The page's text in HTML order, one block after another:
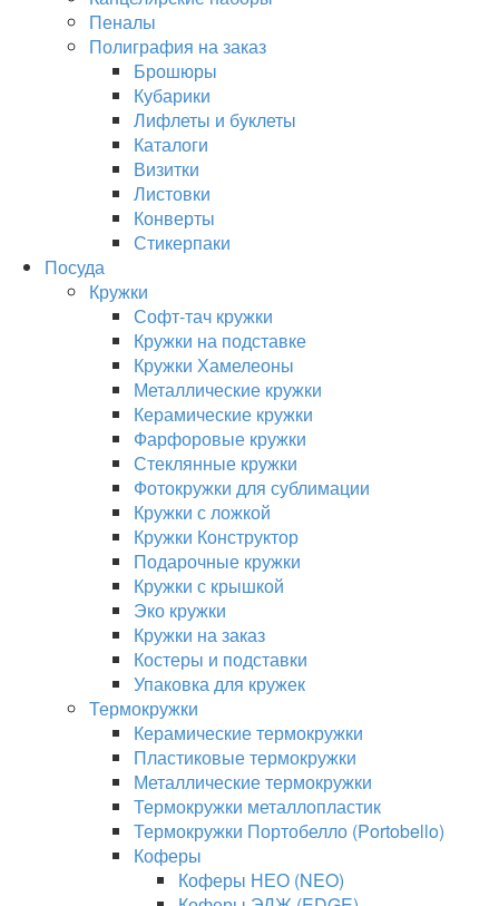
Пеналы
Полиграфия на заказ
Брошюры
Кубарики
Лифлеты и буклеты
Каталоги
Визитки
Листовки
Конверты
Стикерпаки
Посуда
Кружки
Софт-тач кружки
Кружки на подставке
Кружки Хамелеоны
Металлические кружки
Керамические кружки
Фарфоровые кружки
Стеклянные кружки
Фотокружки для сублимации
Кружки с ложкой
Кружки Конструктор
Подарочные кружки
Кружки с крышкой
Эко кружки
Кружки на заказ
Костеры и подставки
Упаковка для кружек
Термокружки
Керамические термокружки
Пластиковые термокружки
Металлические термокружки
Термокружки металлопластик
Термокружки Портобелло (Portobello)
Коферы
Коферы НЕО (NEO)